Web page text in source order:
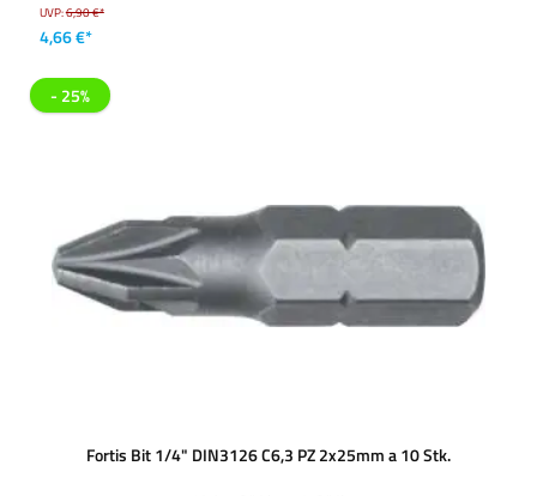
UVP:6,90 €*
4,66 €*
- 25%
Fortis Bit 1/4" DIN3126 C6,3 PZ 2x25mm a 10 Stk.